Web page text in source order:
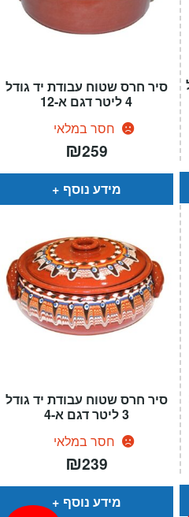
סיר חרס שטוח עבודת יד גודל
4 ליטר דגם א-12
חסר במלאי
₪259
מידע נוסף
סיר חרס שטוח עבודת יד גודל
3 ליטר דגם א-4
חסר במלאי
₪239
מידע נוסף